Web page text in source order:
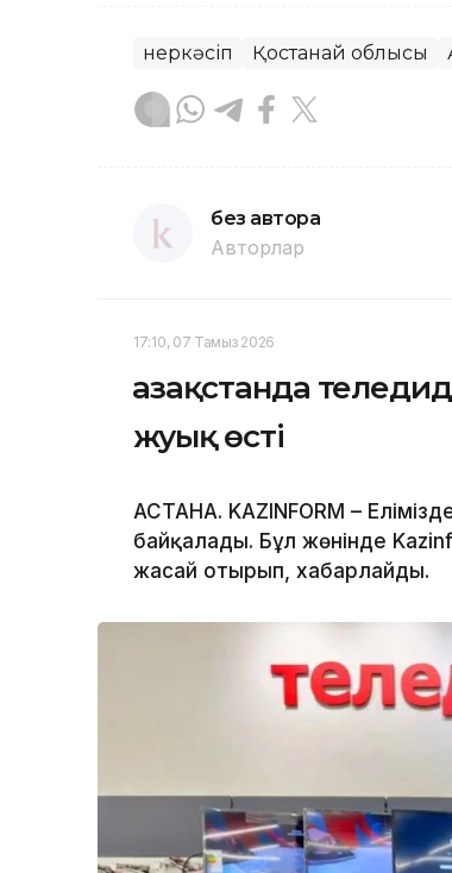
Өнеркәсіп Қостанай облысы
без автора
Авторлар
17:10, 07 Тамыз 2026
Қазақстанда
жуық өсті
АСТАНА. KAZINFORM –
байқалады. Бұл жөнінде
жасай отырып, хабарлайды.